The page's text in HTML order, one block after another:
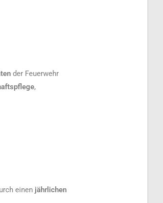
der Feuerwehr
,
einen jährlichen